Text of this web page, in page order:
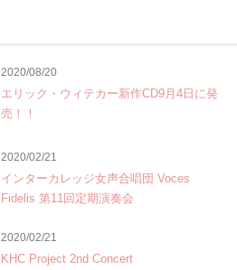
2020/08/20
エリック・ウィテカー新作CD9月4日に発
売！！
2020/02/21
インターカレッジ女声合唱団 Voces
Fidelis 第11回定期演奏会
2020/02/21
KHC Project 2nd Concert